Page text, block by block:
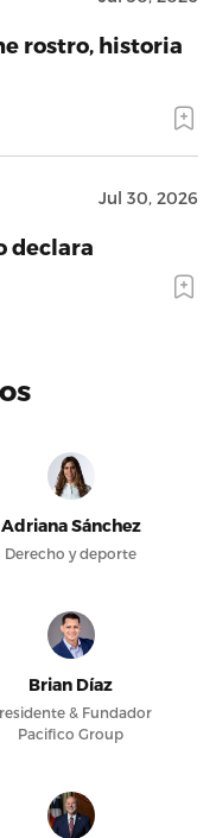
rostro, historia
Jul 30, 2026
declara
Adriana Sánchez
Derecho y deporte
Brian Díaz
& Fundador
Pacifico Group